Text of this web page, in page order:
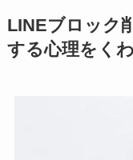
LINEブロック
する心理をく